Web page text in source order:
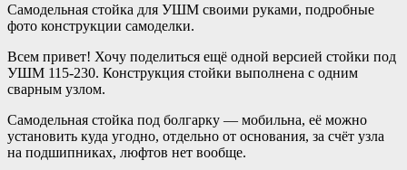
Самодельная стойка для УШМ своими руками, подробные
фото конструкции самоделки.
Всем привет! Хочу поделиться ещё одной версией стойки под
УШМ 115-230. Конструкция стойки выполнена с одним
сварным узлом.
Самодельная стойка под болгарку — мобильна, её можно
установить куда угодно, отдельно от основания, за счёт узла
на подшипниках, люфтов нет вообще.